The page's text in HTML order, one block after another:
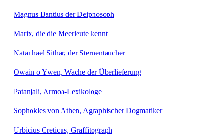
Magnus Bantius der Deipnosoph
Marix, die die Meerleute kennt
Natanhael Sithar, der Sternentaucher
Owain o Ywen, Wache der Überlieferung
Patanjali, Armoa-Lexikologe
Sophokles von Athen, Agraphischer Dogmatiker
Urbicius Creticus, Graffitograph